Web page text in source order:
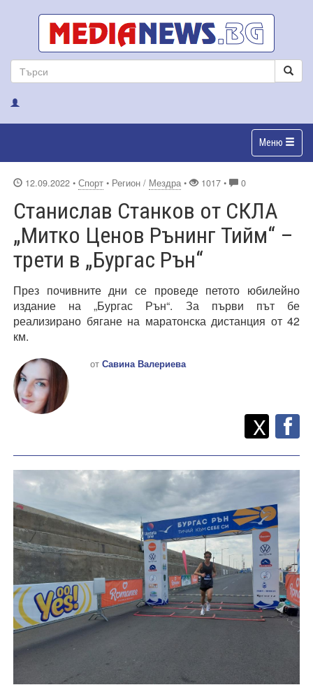
Меню
12.09.2022 • Спорт • Регион / Мездра • 1017 • 0
Станислав Станков от СКЛА
„Митко Ценов Рънинг Тийм“ –
трети в „Бургас Рън“
През почивните дни се проведе петото юбилейно
издание на „Бургас Рън“. За първи път бе
реализирано бягане на маратонска дистанция от 42
км.
от Савина Валериева
Споделете
X